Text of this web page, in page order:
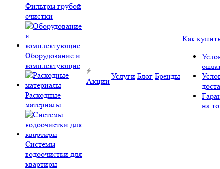
Фильтры грубой
очистки
Оборудование и
комплектующие
Расходные
материалы
Системы
водоочистки для
квартиры
Акции
Услуги Блог Бренды
Как купить
на